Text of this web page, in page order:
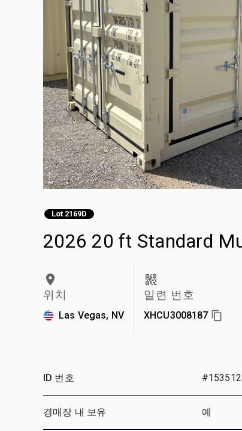
Lot 2169D
2026 20 ft Standard
위치
Las Vegas, NV
일련 번호
XHCU3008187
ID 번호
경매장 내 보유 예